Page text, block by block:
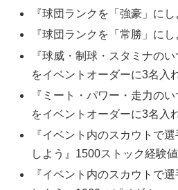
『球団ランクを「強豪」に
『球団ランクを「常勝」に
『球威・制球・スタミナの
をイベントオーダーに3名入
『ミート・パワー・走力の
をイベントオーダーに3名入
『イベント内のスカウトで
しよう』1500ストック経験値
『イベント内のスカウトで